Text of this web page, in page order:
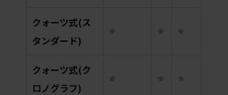
クォーツ式(ス
タンダード)
※ ※ ※
クォーツ式(ク
ロノグラフ)
※ ※ ※